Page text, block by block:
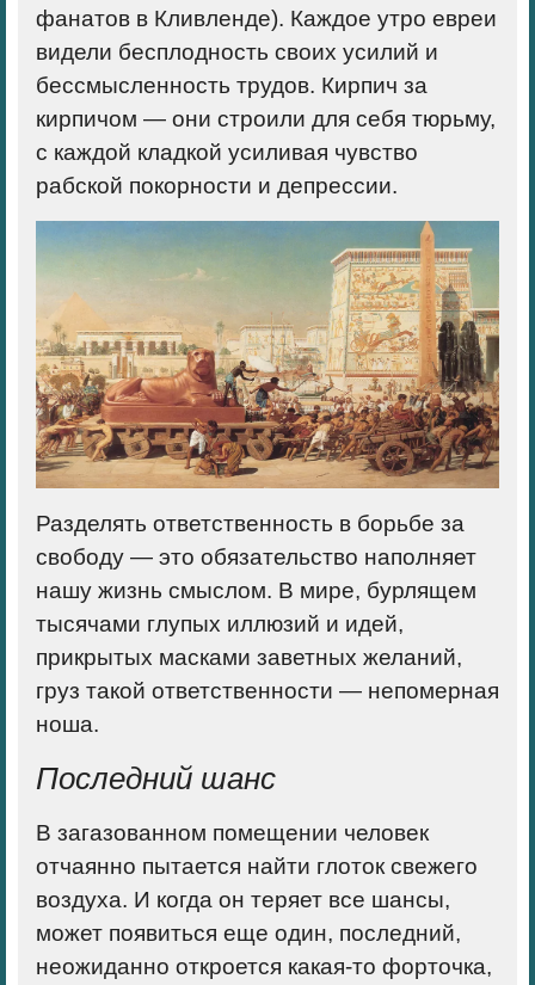
фанатов в Кливленде). Каждое утро евреи
видели бесплодность своих усилий и
бессмысленность трудов. Кирпич за
кирпичом — они строили для себя тюрьму,
с каждой кладкой усиливая чувство
рабской покорности и депрессии.
Разделять ответственность в борьбе за
свободу — это обязательство наполняет
нашу жизнь смыслом. В мире, бурлящем
тысячами глупых иллюзий и идей,
прикрытых масками заветных желаний,
груз такой ответственности — непомерная
ноша.
Последний шанс
В загазованном помещении человек
отчаянно пытается найти глоток свежего
воздуха. И когда он теряет все шансы,
может появиться еще один, последний,
неожиданно откроется какая-то форточка,